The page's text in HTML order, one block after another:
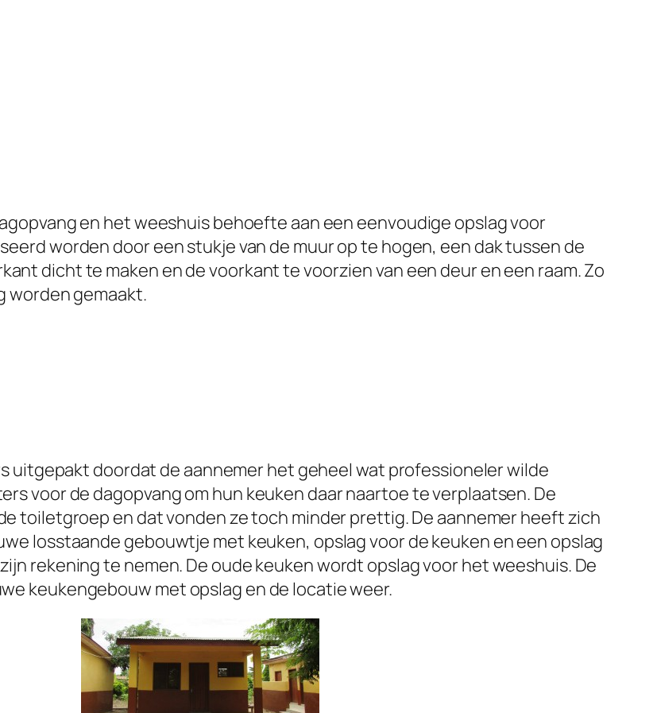
en het weeshuis behoefte aan een eenvoudige opslag voor
worden door een stukje van de muur op te hogen, een dak tussen de
dicht te maken en de voorkant te voorzien van een deur en een raam. Zo
worden gemaakt.
uitgepakt doordat de aannemer het geheel wat professioneler wilde
voor de dagopvang om hun keuken daar naartoe te verplaatsen. De
toiletgroep en dat vonden ze toch minder prettig. De aannemer heeft zich
losstaande gebouwtje met keuken, opslag voor de keuken en een opslag
rekening te nemen. De oude keuken wordt opslag voor het weeshuis. De
keukengebouw met opslag en de locatie weer.